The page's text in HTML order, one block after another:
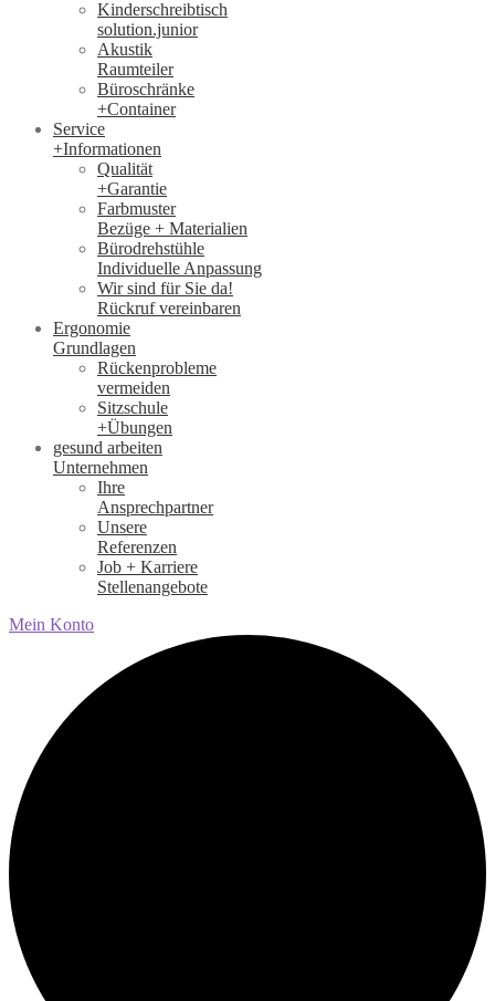
Kinderschreibtisch
solution.junior
Akustik
Raumteiler
Büroschränke
+Container
Service
+Informationen
Qualität
+Garantie
Farbmuster
Bezüge + Materialien
Bürodrehstühle
Individuelle Anpassung
Wir sind für Sie da!
Rückruf vereinbaren
Ergonomie
Grundlagen
Rückenprobleme
vermeiden
Sitzschule
+Übungen
gesund arbeiten
Unternehmen
Ihre
Ansprechpartner
Unsere
Referenzen
Job + Karriere
Stellenangebote
Mein Konto